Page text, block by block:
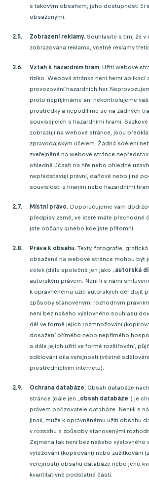
s takovým obsahem, jeho dostupností či
obsaženými.
Zobrazení reklamy. Souhlasíte s tím, že
zobrazována reklama, včetně reklamy
Vztah k hazardním hrám.Užití webové
riziko. Webová stránka není herní aplikací
provozování hazardních her.
proto nepřijímáme ani nekontrolujeme
prostředky a nepodílíme se na žádných
souvisejících s hazardními hrami. Sázkové
zobrazují na webové stránce, jsou
zpravodajským účelem. Žádná sdělení
zveřejněné na webové stránce
ohledně účasti na hře nebo ohledně
nepředstavují právní, daňové nebo jiné
souvislosti s hraním nebo hazardními
Místní právo. Doporučujeme vám
předpisy země, ve které máte přechodné
jste občany a/nebo kde jste přítomni.
Práva k obsahu.Texty, fotografie,
obsažené na webové stránce mohou být
celek (dále společně jen jako „autorská
autorským právem. Není-li s námi
k oprávněnému užití autorských děl dojít
způsoby stanovenými rozhodným
není bez našeho výslovného souhlasu
děl ve formě jejich rozmnožování
dosažení přímého nebo nepřímého
a dále jejich užití ve formě rozšiřování,
sdělování díla veřejnosti (včetně
prostřednictvím internetu).
Ochrana databáze. Obsah databáze
stránce (dále jen „obsah databáze“) je
právem pořizovatele databáze. Není-li s
jinak, může k oprávněnému užití obsahu
v rozsahu a způsoby stanovenými
Zejména tak není bez našeho
vytěžování (kopírování) nebo zužitkování
veřejnosti) obsahu databáze nebo jeho
kvantitativně podstatné části.